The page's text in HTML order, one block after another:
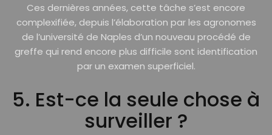
Ces dernières années, cette tâche s’est encore
complexifiée, depuis l’élaboration par les agronomes
de l’université de Naples d’un nouveau procédé de
greffe qui rend encore plus difficile sont identification
par un examen superficiel.
5. Est-ce la seule chose à
surveiller ?